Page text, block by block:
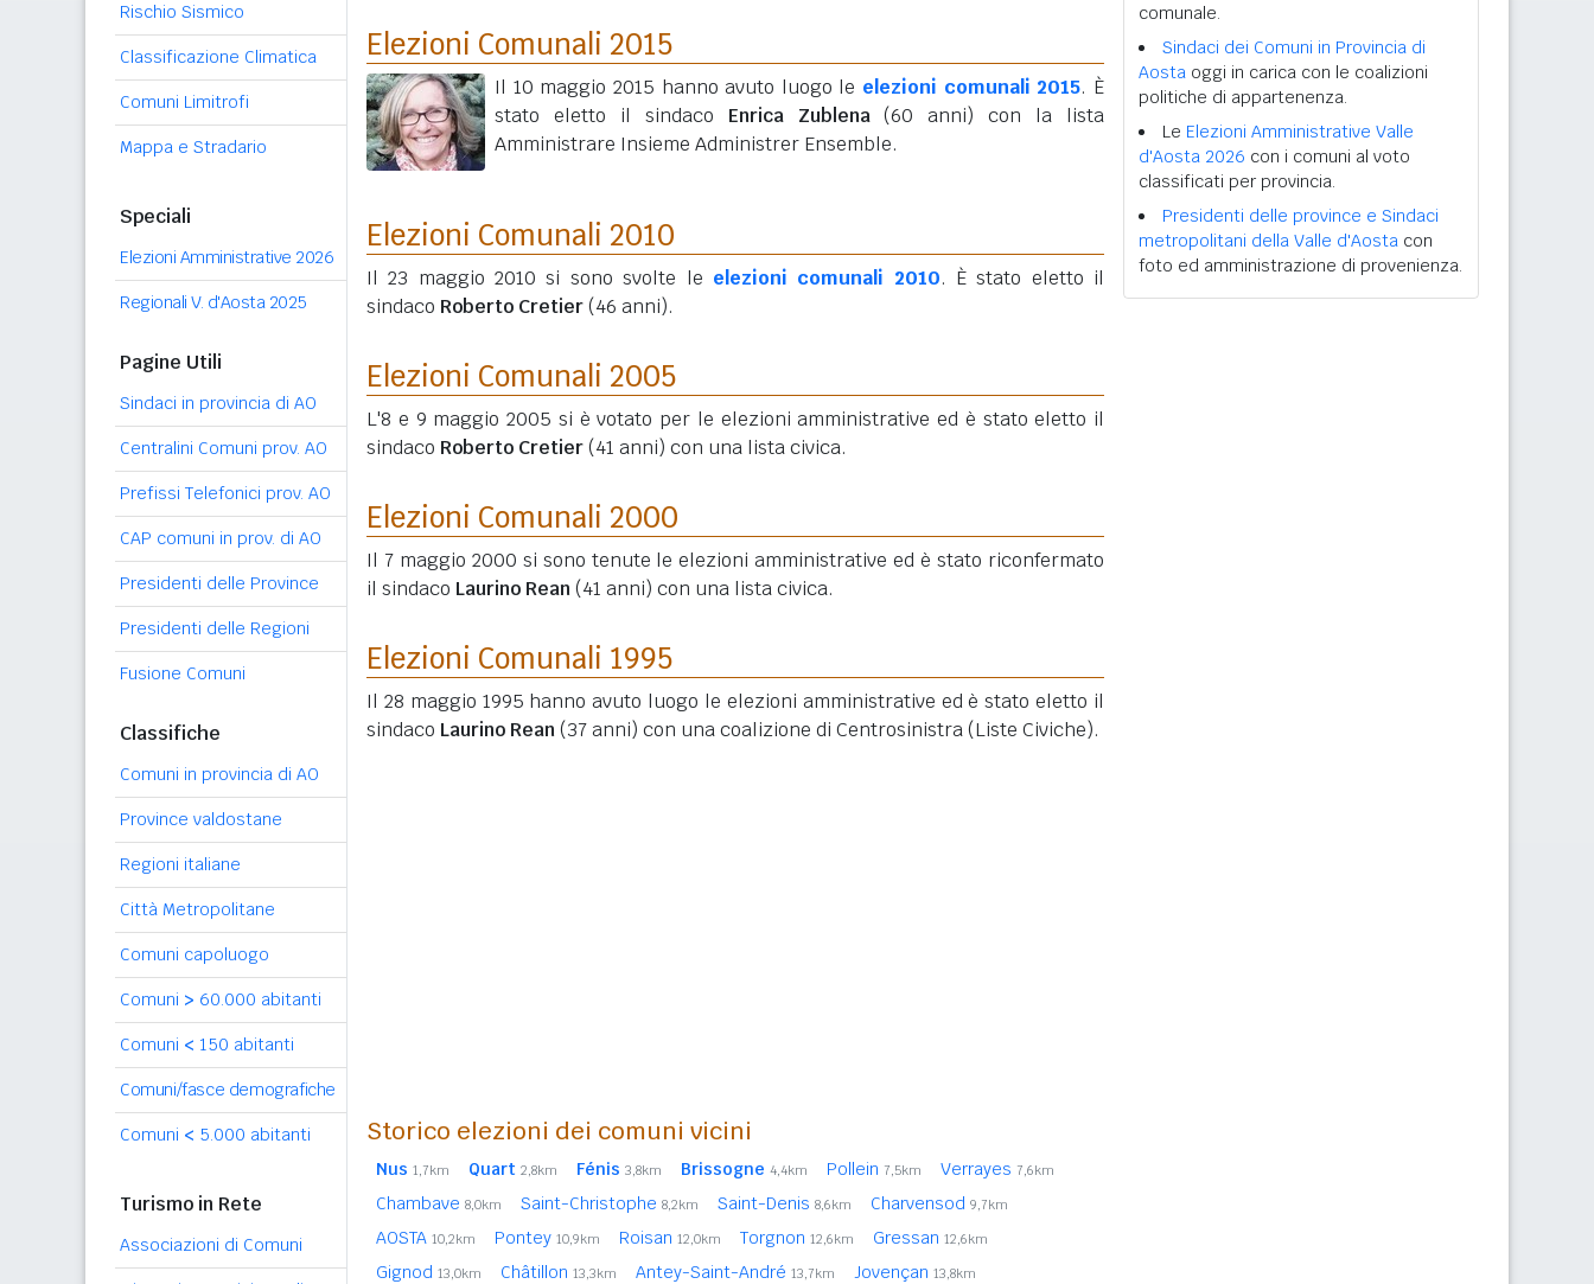
Rischio Sismico
Classificazione Climatica
Comuni Limitrofi
Mappa e Stradario
Speciali
Elezioni Amministrative 2026
Regionali V. d'Aosta 2025
Pagine Utili
Sindaci in provincia di AO
Centralini Comuni prov. AO
Prefissi Telefonici prov. AO
CAP comuni in prov. di AO
Presidenti delle Province
Presidenti delle Regioni
Fusione Comuni
Classifiche
Comuni in provincia di AO
Province valdostane
Regioni italiane
Città Metropolitane
Comuni capoluogo
Comuni > 60.000 abitanti
Comuni < 150 abitanti
Comuni/fasce demografiche
Comuni < 5.000 abitanti
Turismo in Rete
Associazioni di Comuni
Elezioni Comunali 2015
Il 10 maggio 2015 hanno avuto luogo le elezioni comunali 2015. È
stato eletto il sindaco Enrica Zublena (60 anni) con la lista
Amministrare Insieme Administrer Ensemble.
Elezioni Comunali 2010
Il 23 maggio 2010 si sono svolte le elezioni comunali 2010. È stato eletto il
sindaco Roberto Cretier(46 anni).
Elezioni Comunali 2005
L'8 e 9 maggio 2005 si è votato per le elezioni amministrative ed è stato eletto il
sindaco Roberto Cretier(41 anni) con una lista civica.
Elezioni Comunali 2000
Il 7 maggio 2000 si sono tenute le elezioni amministrative ed è stato riconfermato
il sindaco Laurino Rean(41 anni) con una lista civica.
Elezioni Comunali 1995
Il 28 maggio 1995 hanno avuto luogo le elezioni amministrative ed è stato eletto il
sindaco Laurino Rean(37 anni) con una coalizione di Centrosinistra (Liste Civiche).
Storico elezioni dei comuni vicini
Nus 1,7km Quart 2,8km Fénis 3,8km Brissogne 4,4km Pollein 7,5km Verrayes 7,6km
Chambave 8,0km Saint-Christophe 8,2km Saint-Denis 8,6km Charvensod 9,7km
AOSTA 10,2km Pontey 10,9km Roisan 12,0km Torgnon 12,6km Gressan 12,6km
Gignod 13,0km Châtillon 13,3km Antey-Saint-André 13,7km Jovençan 13,8km
comunale.
Sindaci dei Comuni in Provincia di
Aosta oggi in carica con le coalizioni
politiche di appartenenza.
Le Elezioni Amministrative Valle
d'Aosta 2026 con i comuni al voto
classificati per provincia.
Presidenti delle province e Sindaci
metropolitani della Valle d'Aosta con
foto ed amministrazione di provenienza.